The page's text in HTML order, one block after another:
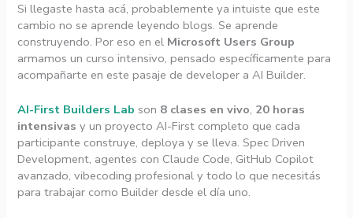
Si llegaste hasta acá, probablemente ya intuiste que este
cambio no se aprende leyendo blogs. Se aprende
construyendo. Por eso en el Microsoft Users Group
armamos un curso intensivo, pensado específicamente para
acompañarte en este pasaje de developer a AI Builder.
AI-First Builders Lab son 8 clases en vivo, 20 horas
intensivas y un proyecto AI-First completo que cada
participante construye, deploya y se lleva. Spec Driven
Development, agentes con Claude Code, GitHub Copilot
avanzado, vibecoding profesional y todo lo que necesitás
para trabajar como Builder desde el día uno.